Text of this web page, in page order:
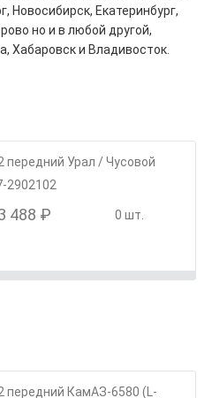
Новосибирск, Екатеринбург,
но и в любой другой,
Хабаровск и Владивосток.
передний Урал / Чусовой
2902102
488 ₽ 0 шт.
передний КамАЗ-6580 (L-